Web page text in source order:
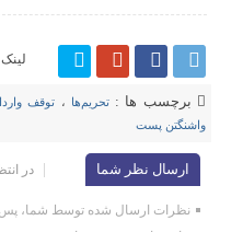
برچسب ها : تحریم‌ها ، توقف
واشنگتن پست
ارسال نظر شما در
نظرات ارسال شده توسط شما، پس